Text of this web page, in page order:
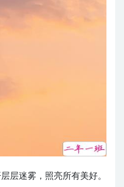
层迷雾，照亮所有美好。